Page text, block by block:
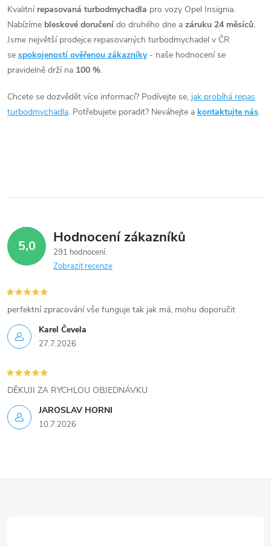
v
l
á
a
v
k
v
ý
p
i
s
u
Kvalitní repasovaná turbodmychadla pro vozy Opel Insignia.
Nabízíme bleskové doručení do druhého dne a záruku 24 měsíců.
Jsme největší prodejce repasovaných turbodmychadel v ČR
se spokojeností ověřenou zákazníky - naše hodnocení se
pravidelně drží na 100 %.
Chcete se dozvědět více informací? Podívejte se, jak probíhá repas
turbodmychadla. Potřebujete poradit? Neváhejte a kontaktujte nás.
5,0 Hodnocení zákazníků
291 hodnocení
Zobrazit recenze
Karel Čevela
27.7.2026
perfektní zpracování vše funguje tak jak má, mohu doporučit
JAROSLAV HORNI
10.7.2026
DĚKUJI ZA RYCHLOU OBJEDNÁVKU